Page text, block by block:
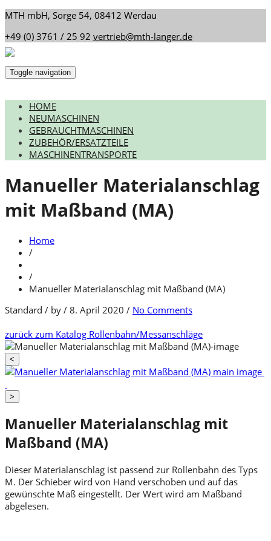
MTH mbH, Sorge 54, 08412 Werdau
+49 (0) 3761 / 25 92 vertrieb@mth-langer.de
Toggle navigation
HOME
NEUMASCHINEN
GEBRAUCHTMASCHINEN
ZUBEHÖR/ERSATZTEILE
MASCHINENTRANSPORTE
Manueller Materialanschlag
mit Maßband (MA)
Home
/
/
Manueller Materialanschlag mit Maßband (MA)
Standard / by / 8. April 2020 / No Comments
zurück zum Katalog Rollenbahn/Messanschläge
<
>
Manueller Materialanschlag mit
Maßband (MA)
Dieser Materialanschlag ist passend zur Rollenbahn des Typs
M. Der Schieber wird von Hand verschoben und auf das
gewünschte Maß eingestellt. Der Wert wird am Maßband
abgelesen.